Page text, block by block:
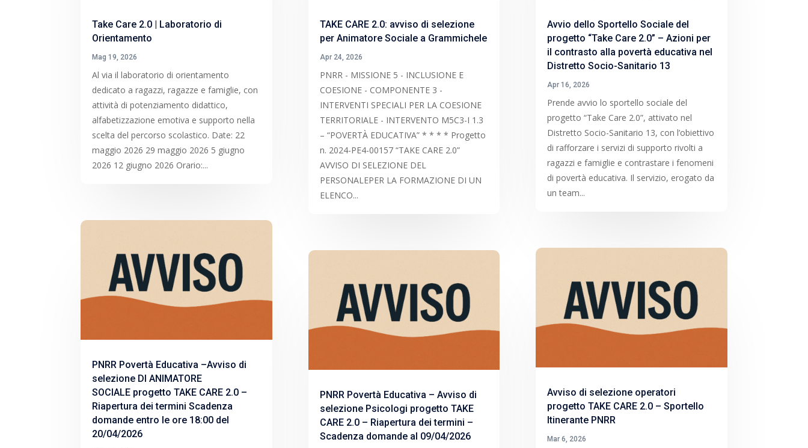
Take Care 2.0 | Laboratorio di
Orientamento
Mag 19, 2026
Al via il laboratorio di orientamento
dedicato a ragazzi, ragazze e famiglie, con
attività di potenziamento didattico,
alfabetizzazione emotiva e supporto nella
scelta del percorso scolastico. Date: 22
maggio 2026 29 maggio 2026 5 giugno
2026 12 giugno 2026 Orario:...
PNRR Povertà Educativa –Avviso di
selezione DI ANIMATORE
SOCIALE progetto TAKE CARE 2.0 –
Riapertura dei termini Scadenza
domande entro le ore 18:00 del
20/04/2026
TAKE CARE 2.0: avviso di selezione
per Animatore Sociale a Grammichele
Apr 24, 2026
PNRR - MISSIONE 5 - INCLUSIONE E
COESIONE - COMPONENTE 3 -
INTERVENTI SPECIALI PER LA COESIONE
TERRITORIALE - INTERVENTO M5C3-I 1.3
– “POVERTÀ EDUCATIVA” * * * * Progetto
n. 2024-PE4-00157 “TAKE CARE 2.0”
AVVISO DI SELEZIONE DEL
PERSONALEPER LA FORMAZIONE DI UN
ELENCO...
PNRR Povertà Educativa – Avviso di
selezione Psicologi progetto TAKE
CARE 2.0 – Riapertura dei termini –
Scadenza domande al 09/04/2026
Avvio dello Sportello Sociale del
progetto “Take Care 2.0” – Azioni per
il contrasto alla povertà educativa nel
Distretto Socio-Sanitario 13
Apr 16, 2026
Prende avvio lo sportello sociale del
progetto “Take Care 2.0”, attivato nel
Distretto Socio-Sanitario 13, con l’obiettivo
di rafforzare i servizi di supporto rivolti a
ragazzi e famiglie e contrastare i fenomeni
di povertà educativa. Il servizio, erogato da
un team...
Avviso di selezione operatori
progetto TAKE CARE 2.0 – Sportello
Itinerante PNRR
Mar 6, 2026